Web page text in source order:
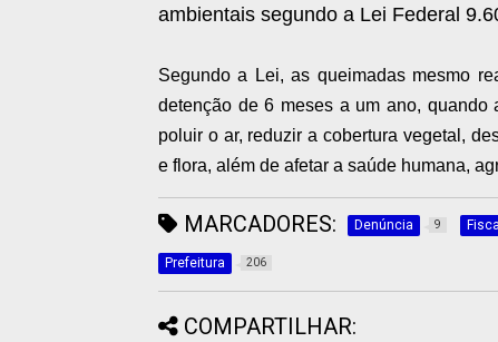
ambientais segundo a Lei Federal
Segundo a Lei, as queimadas mesmo
detenção de 6 meses a um ano, quando
poluir o ar, reduzir a cobertura vegetal,
e flora, além de afetar a saúde humana,
MARCADORES: Denúncia 9
Prefeitura 206
COMPARTILHAR: